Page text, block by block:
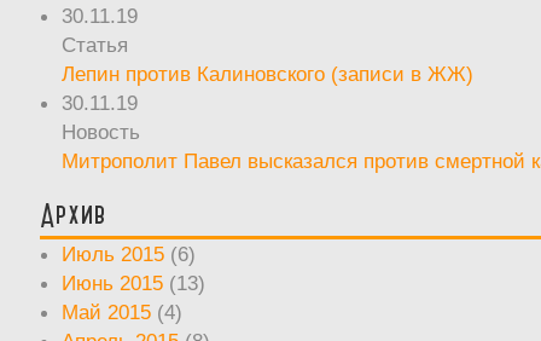
30.11.19
Статья
Лепин против Калиновского (записи в ЖЖ)
30.11.19
Новость
Митрополит Павел высказался против смертной
Архив
Июль 2015 (6)
Июнь 2015 (13)
Май 2015 (4)